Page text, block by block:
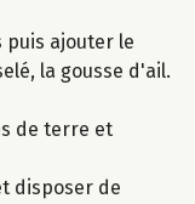
puis ajouter le
la gousse d'ail.
de terre et
disposer de